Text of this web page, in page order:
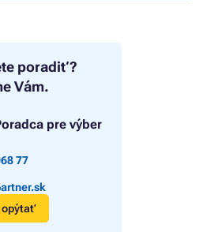
poradiť?
Vám.
pre výber
77
opýtať